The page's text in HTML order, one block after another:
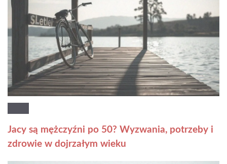
Jacy są mężczyźni po 50? Wyzwania, potrzeby i
zdrowie w dojrzałym wieku